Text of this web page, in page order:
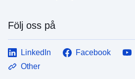
Följ oss på
LinkedIn Facebook
Other